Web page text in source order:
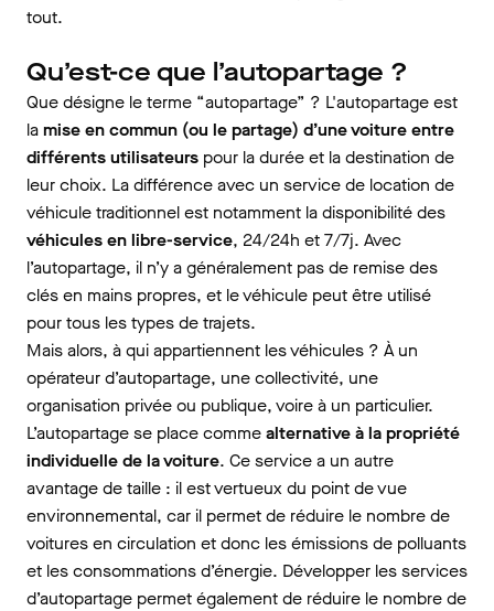
tout.
Qu’est-ce que l’autopartage ?
Que désigne le terme “autopartage” ? L'autopartage est
lamise en commun (ou le partage) d’une voiture entre
différents utilisateurs pour la durée et la destination de
leur choix. La différence avec un service de location de
véhicule traditionnel est notamment la disponibilité des
véhicules en libre-service, 24/24h et 7/7j. Avec
l’autopartage, il n’y a généralement pas de remise des
clés en mains propres, et le véhicule peut être utilisé
pour tous les types de trajets.
Mais alors, à qui appartiennent les véhicules ? À un
opérateur d’autopartage, une collectivité, une
organisation privée ou publique, voire à un particulier.
L’autopartage se place commealternative à la propriété
individuelle de la voiture. Ce service a un autre
avantage de taille : il est vertueux du point de vue
environnemental, car il permet de réduire le nombre de
voitures en circulation et donc les émissions de polluants
et les consommations d’énergie. Développer les services
d’autopartage permet également de réduire le nombre de